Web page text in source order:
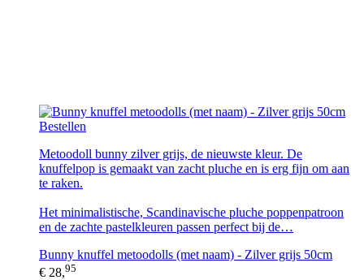
Bestellen
Metoodoll bunny zilver grijs, de nieuwste kleur. De
knuffelpop is gemaakt van zacht pluche en is erg fijn om aan
te raken.
Het minimalistische, Scandinavische pluche poppenpatroon
en de zachte pastelkleuren passen perfect bij de…
Bunny knuffel metoodolls (met naam) - Zilver grijs 50cm
€ 28,95